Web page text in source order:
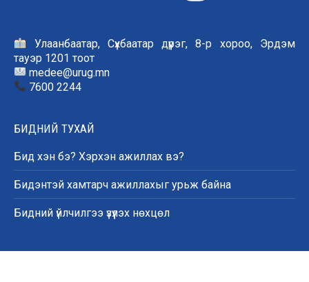
Улаанбаатар, Сүхбаатар дүүрэг, 8-р хороо, Эрдэм
тауэр 1201 тоот
medee@urug.mn
7600 2244
БИДНИЙ ТУХАЙ
Бид хэн бэ? Хэрхэн ажиллах вэ?
Бидэнтэй хамтарч ажиллахыг урьж байна
Бидний үйлчилгээ үзүүлэх нөхцөл